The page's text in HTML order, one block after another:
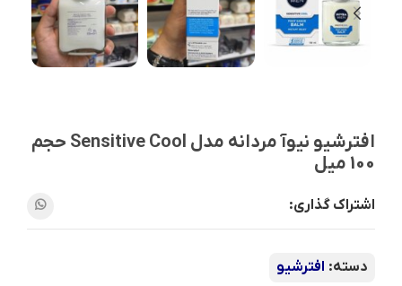
افترشیو نیوآ مردانه مدل Sensitive Cool حجم
100 میل
اشتراک گذاری:
دسته: افترشیو